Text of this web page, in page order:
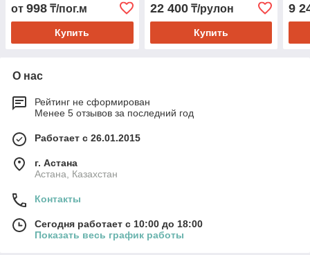
от 998 ₸/пог.м
Купить
22 400₸/рулон
Купить
9
О нас
Рейтинг не сформирован
Менее 5 отзывов за последний год
Работает с 26.01.2015
г. Астана
Астана, Казахстан
Контакты
Сегодня работает с 10:00 до 18:00
Показать весь график работы